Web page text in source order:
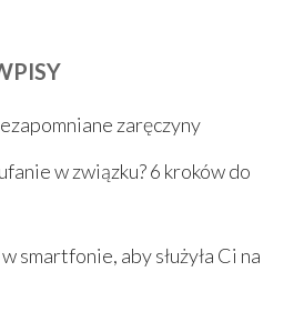
zaręczyny
w związku? 6 kroków do
smartfonie, aby służyła Ci na